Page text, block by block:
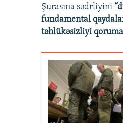
Şurasına sədrliyini
fundamental
təhlükəsizliyi